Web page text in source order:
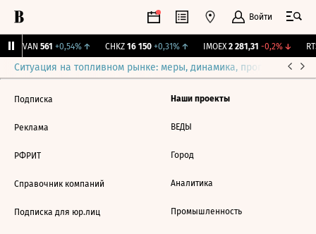
Войти
AVAN 561 +0,54%↑ CHKZ 16 150 +0,31%↑ IMOEX 2 281,31 -0,2%↓
Ситуация на топливном рынке: меры, динамика, прогнозы
Подписка
Реклама
РФРИТ
Справочник компаний
Подписка для юр.лиц
Наши проекты
ВЕДЫ
Город
Аналитика
Промышленность